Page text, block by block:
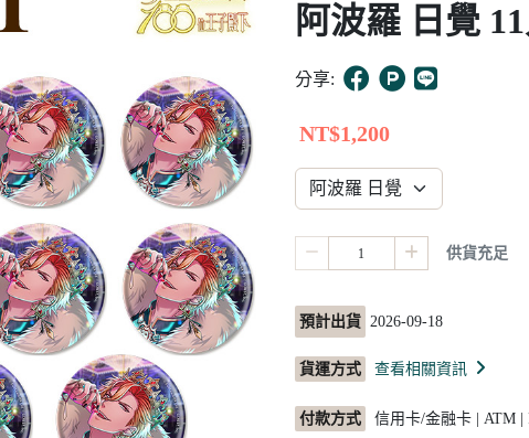
阿波羅 日覺
分享:
NT$1,200
供貨充足
預計出貨 2026-09-18
貨運方式 查看相關資訊
付款方式 信用卡/金融卡 | ATM